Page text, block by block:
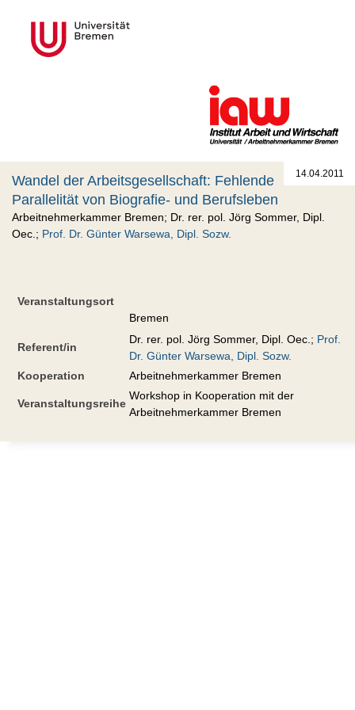
14.04.2011
Wandel der Arbeitsgesellschaft: Fehlende
Parallelität von Biografie- und Berufsleben
Arbeitnehmerkammer Bremen; Dr. rer. pol. Jörg Sommer, Dipl.
Oec.; Prof. Dr. Günter Warsewa, Dipl. Sozw.
Veranstaltungsort
Bremen
Referent/in
Dr. rer. pol. Jörg Sommer, Dipl. Oec.; Prof.
Dr. Günter Warsewa, Dipl. Sozw.
Kooperation
Arbeitnehmerkammer Bremen
Veranstaltungsreihe
Workshop in Kooperation mit der
Arbeitnehmerkammer Bremen